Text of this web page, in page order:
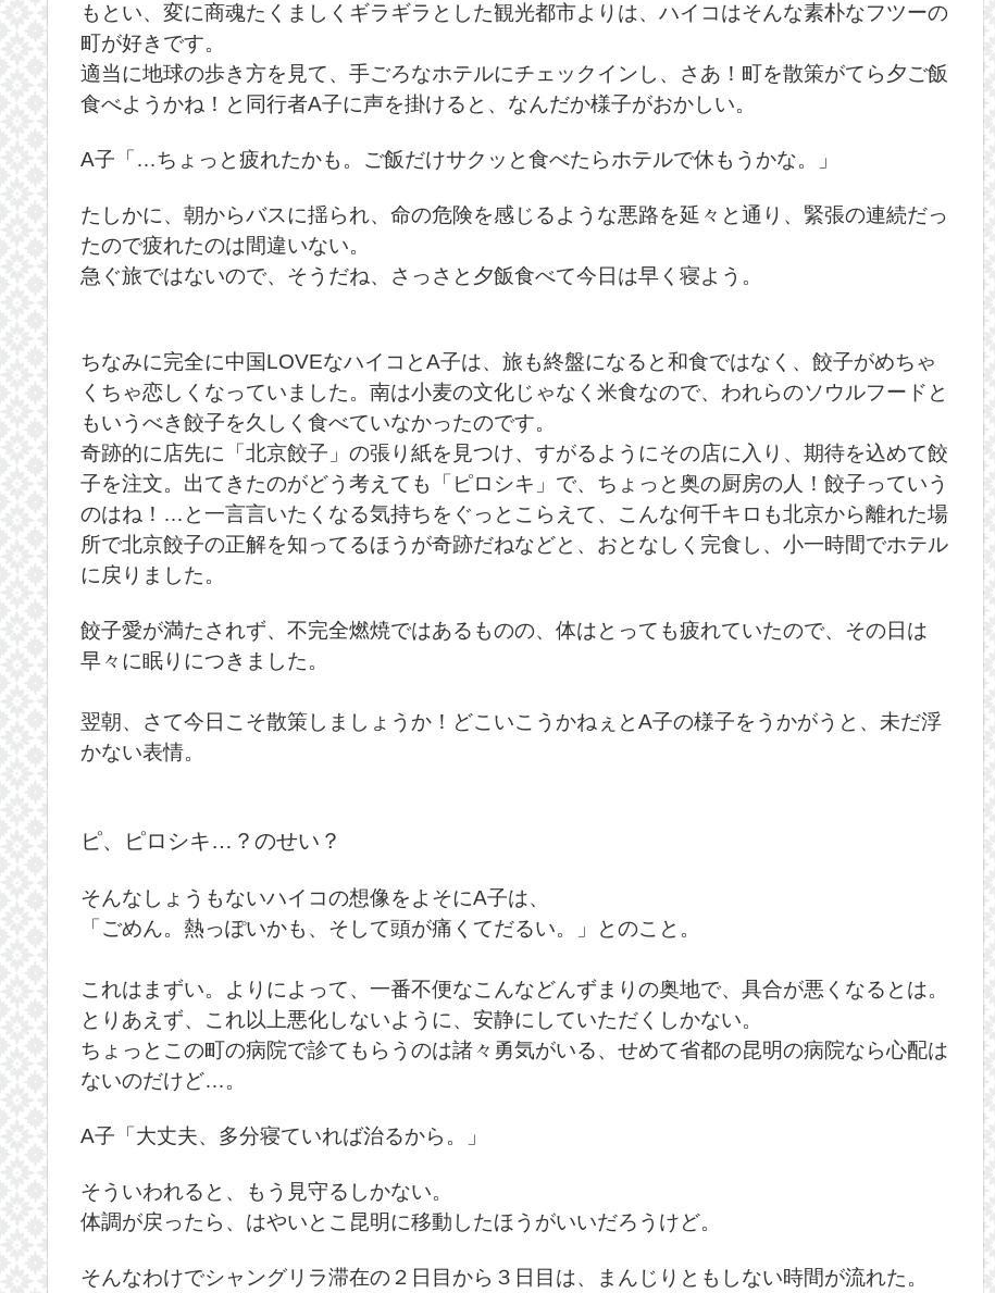
もとい、変に商魂たくましくギラギラとした観光都市よりは、ハイコはそんな素朴なフツーの
町が好きです。
適当に地球の歩き方を見て、手ごろなホテルにチェックインし、さあ！町を散策がてら夕ご飯
食べようかね！と同行者A子に声を掛けると、なんだか様子がおかしい。
A子「…ちょっと疲れたかも。ご飯だけサクッと食べたらホテルで休もうかな。」
たしかに、朝からバスに揺られ、命の危険を感じるような悪路を延々と通り、緊張の連続だっ
たので疲れたのは間違いない。
急ぐ旅ではないので、そうだね、さっさと夕飯食べて今日は早く寝よう。
ちなみに完全に中国LOVEなハイコとA子は、旅も終盤になると和食ではなく、餃子がめちゃ
くちゃ恋しくなっていました。南は小麦の文化じゃなく米食なので、われらのソウルフードと
もいうべき餃子を久しく食べていなかったのです。
奇跡的に店先に「北京餃子」の張り紙を見つけ、すがるようにその店に入り、期待を込めて餃
子を注文。出てきたのがどう考えても「ピロシキ」で、ちょっと奥の厨房の人！餃子っていう
のはね！…と一言言いたくなる気持ちをぐっとこらえて、こんな何千キロも北京から離れた場
所で北京餃子の正解を知ってるほうが奇跡だねなどと、おとなしく完食し、小一時間でホテル
に戻りました。
餃子愛が満たされず、不完全燃焼ではあるものの、体はとっても疲れていたので、その日は
早々に眠りにつきました。
翌朝、さて今日こそ散策しましょうか！どこいこうかねぇとA子の様子をうかがうと、未だ浮
かない表情。
ピ、ピロシキ…？のせい？
そんなしょうもないハイコの想像をよそにA子は、
「ごめん。熱っぽいかも、そして頭が痛くてだるい。」とのこと。
これはまずい。よりによって、一番不便なこんなどんずまりの奥地で、具合が悪くなるとは。
とりあえず、これ以上悪化しないように、安静にしていただくしかない。
ちょっとこの町の病院で診てもらうのは諸々勇気がいる、せめて省都の昆明の病院なら心配は
ないのだけど…。
A子「大丈夫、多分寝ていれば治るから。」
そういわれると、もう見守るしかない。
体調が戻ったら、はやいとこ昆明に移動したほうがいいだろうけど。
そんなわけでシャングリラ滞在の２日目から３日目は、まんじりともしない時間が流れた。